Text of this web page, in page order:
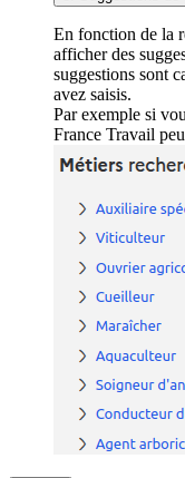
En fonction de la
afficher des
suggestions sont
avez saisis.
Par exemple si
France Travail